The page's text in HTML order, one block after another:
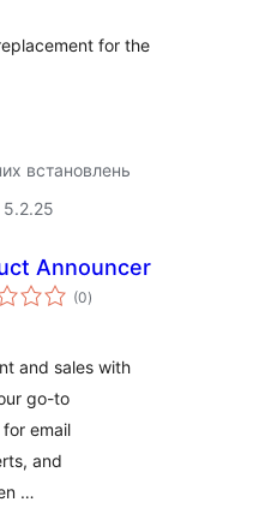
for the
встановлень
5.2.25
Announcer
(0загальний
рейтинг
)
and sales with
go-to
email
and
…